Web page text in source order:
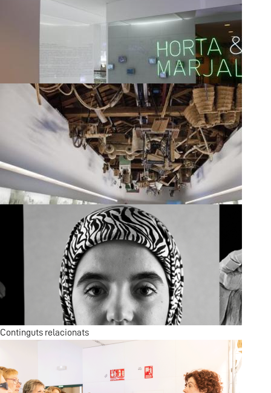
Horta & Marjal
Secà i muntanya
Continguts relacionats